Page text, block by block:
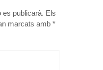
es publicarà. Els
marcats amb *